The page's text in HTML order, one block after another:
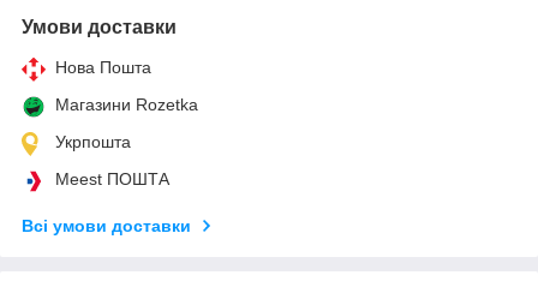
Умови доставки
Нова Пошта
Магазини Rozetka
Укрпошта
Meest ПОШТА
Всі умови доставки